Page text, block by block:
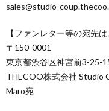
sales@studio-
【ファンレター等の宛先は
〒150-0001
東京都渋谷区神宮前3-25-
THECOO株式会社 Studio
Maro宛